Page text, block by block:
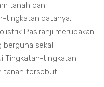
tanah dan
tingkatan datanya,
Pasiranji merupakan
berguna sekali
Tingkatan-tingkatan
tanah tersebut.